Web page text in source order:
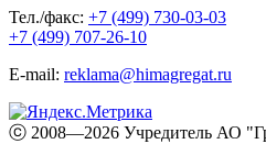
Тел./факс: +7 (499) 730-03-03
+7 (499) 707-26-10
E-mail: reklama@himagregat.ru
ⓒ 2008—2026 Учредитель АО